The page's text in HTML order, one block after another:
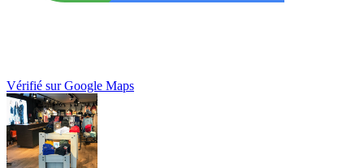
Vérifié sur Google Maps